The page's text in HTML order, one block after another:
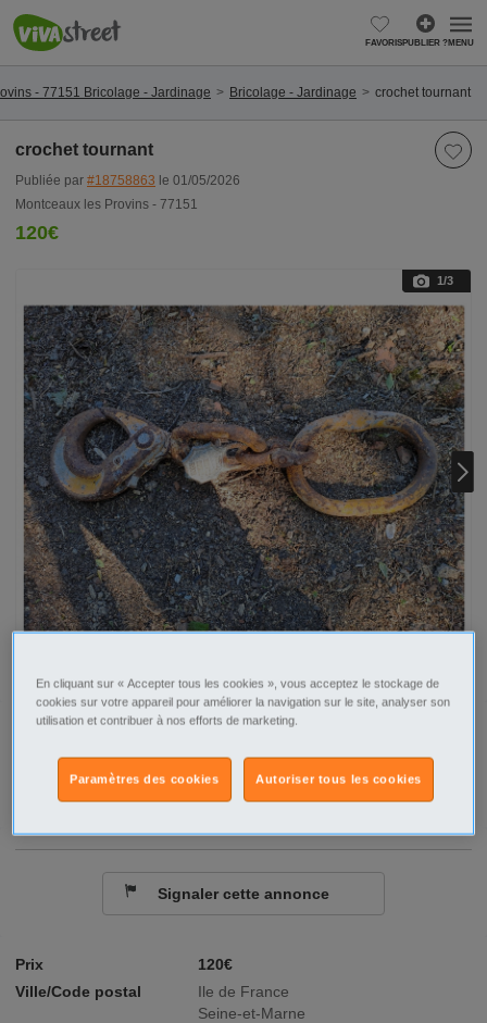
FAVORISPUBLIER ?MENU
- 77151 Bricolage - Jardinage Bricolage - Jardinage crochet tournant
crochet tournant
Publiée par #18758863 le 01/05/2026
Montceaux les Provins - 77151
120€
1/3
Prix
120€
Ville/Code postal
Ile de France
Seine-et-Marne
Contacter par email
Signaler cette annonce
En cliquant sur « Accepter tous les cookies », vous acceptez le stockage de
cookies sur votre appareil pour améliorer la navigation sur le site, analyser son
utilisation et contribuer à nos efforts de marketing.
Autoriser tous les cookies
Paramètres des cookies